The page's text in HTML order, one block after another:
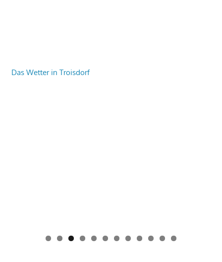
Das Wetter in Troisdorf
0 1 2